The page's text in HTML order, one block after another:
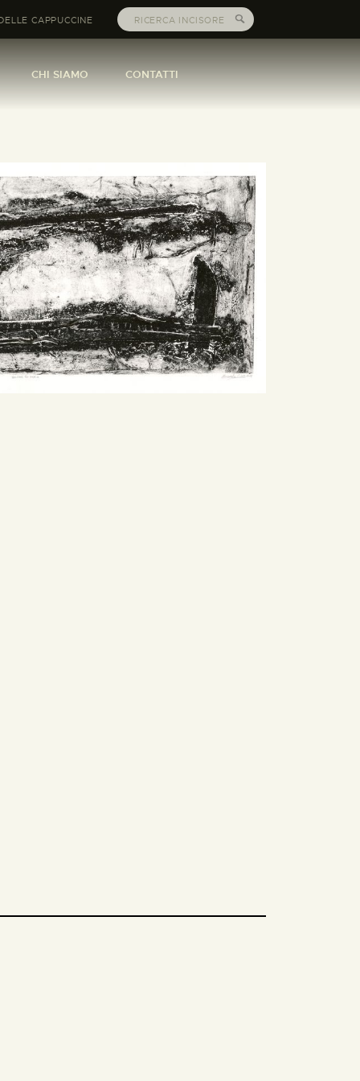
CAPPUCCINE
CHI SIAMO CONTATTI